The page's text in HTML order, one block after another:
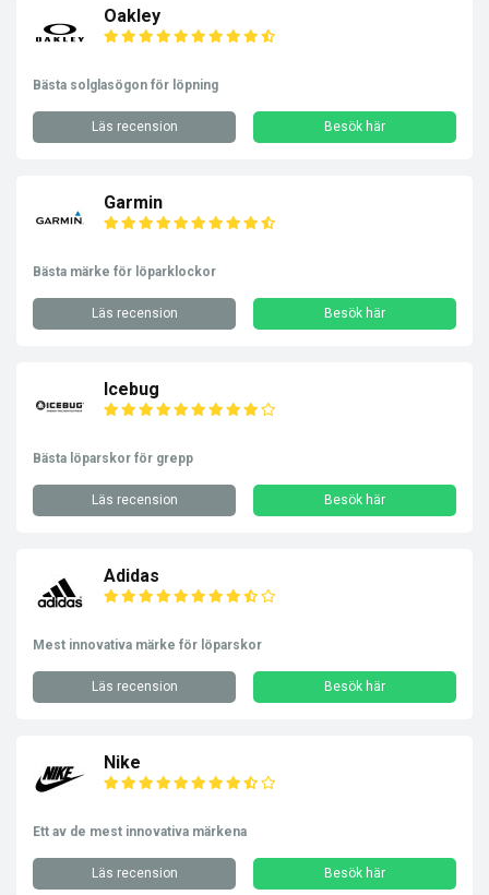
Oakley
Bästa solglasögon för löpning
Läs recension Besök här
Garmin
Bästa märke för löparklockor
Läs recension Besök här
Icebug
Bästa löparskor för grepp
Läs recension Besök här
Adidas
Mest innovativa märke för löparskor
Läs recension Besök här
Nike
Ett av de mest innovativa märkena
Läs recension Besök här